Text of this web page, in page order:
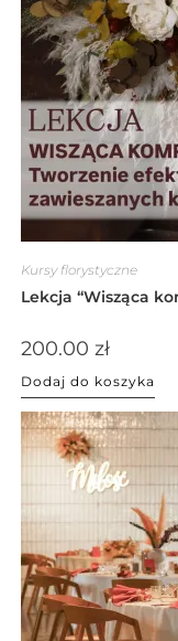
Kursy florystyczne
Lekcja “Wisząca
200.00 zł
Dodaj do koszyka